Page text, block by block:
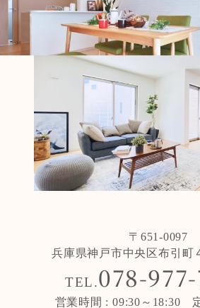
〒651-0097
兵庫県神戸市中央区布引町
TEL.078-
営業時間 : 09:30～18:30